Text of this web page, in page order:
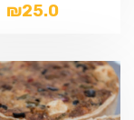
₪25.0